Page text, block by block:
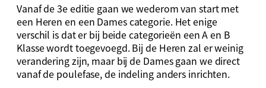
Vanaf de 3e editie gaan we wederom van start met
een Heren en een Dames categorie. Het enige
verschil is dat er bij beide categorieën een A en B
Klasse wordt toegevoegd. Bij de Heren zal er weinig
verandering zijn, maar bij de Dames gaan we direct
vanaf de poulefase, de indeling anders inrichten.